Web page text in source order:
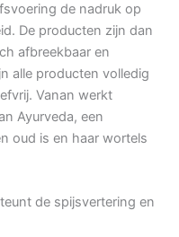
de nadruk op
De producten zijn dan
afbreekbaar en
alle producten volledig
Vanan werkt
Ayurveda, een
oud is en haar wortels
de spijsvertering en